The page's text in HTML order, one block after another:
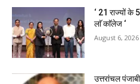
‘ 21 राज्यों के
लाॅ काॅलेज ‘
August 6, 2026
उत्तरांचल